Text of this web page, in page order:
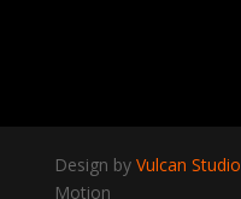
Design by Vulcan Studio
Motion